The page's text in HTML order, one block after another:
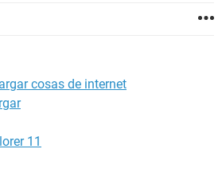
cosas de internet
11